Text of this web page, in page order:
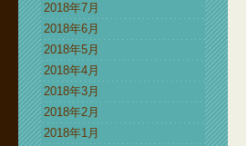
2018年7月
2018年6月
2018年5月
2018年4月
2018年3月
2018年2月
2018年1月